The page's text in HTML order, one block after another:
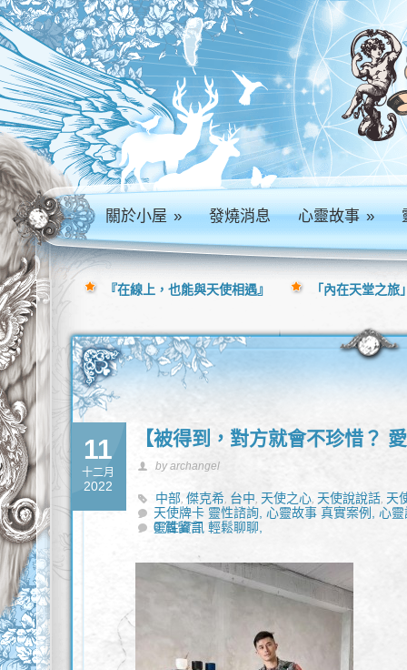
關於小屋» 發燒消息 心靈故事»
11
十二月
2022
【被得到，對方就會不珍惜？
by archangel
中部,傑克希, 台中, 天使之心, 天使說說話, 天
通靈,靈性諮商,靈性諮詢
天使牌卡 靈性諮詢,心靈故事 真實案例,心
靈性資訊 輕鬆聊聊,
0 篇留言
『在線上，也能與天使相遇』 「內在天堂之